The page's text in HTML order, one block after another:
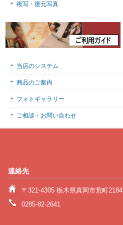
複写・復元写真
当店のシステム
商品のご案内
フォトギャラリー
ご相談・お問い合わせ
連絡先
〒321-4305 栃木県真岡市荒町2184
0285-82-2641